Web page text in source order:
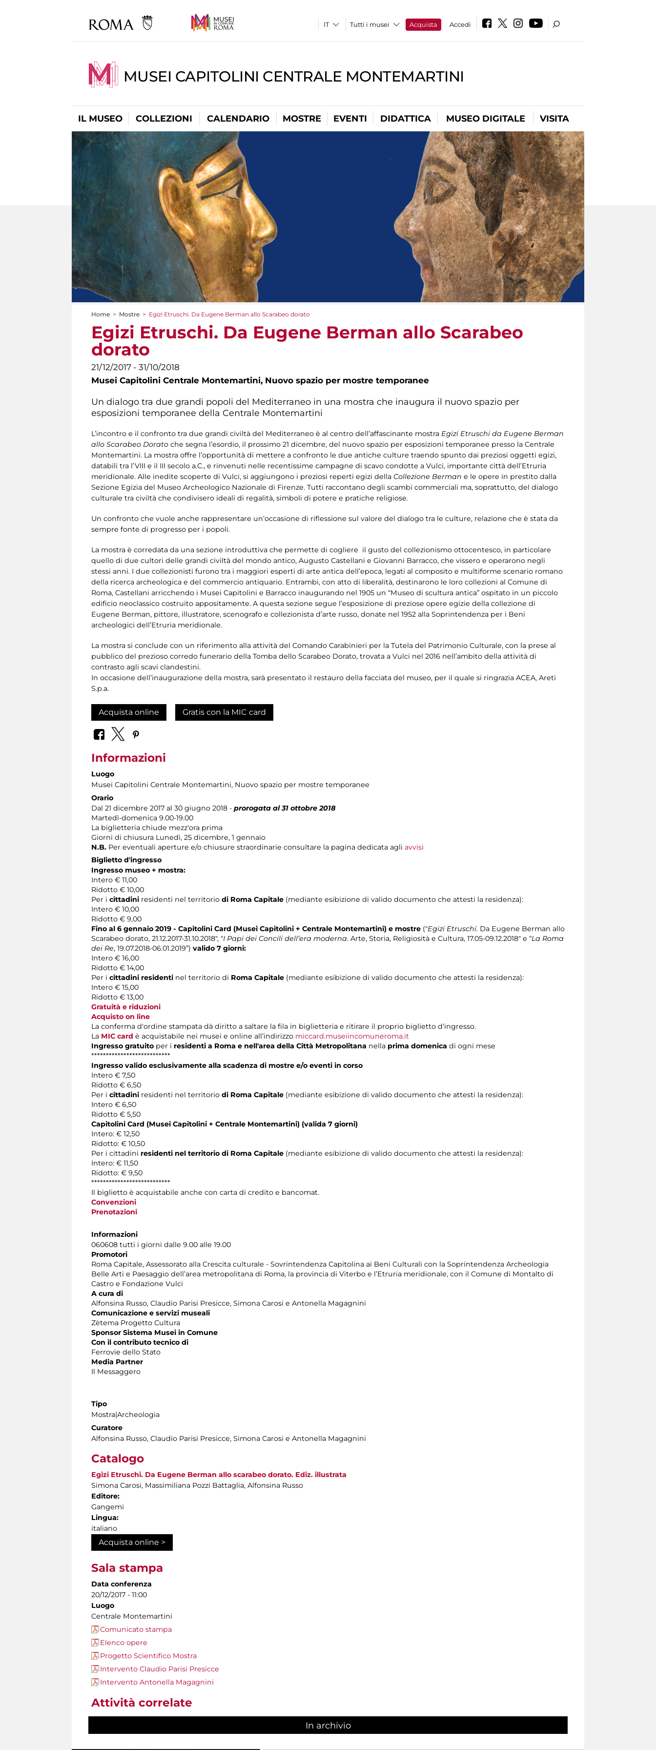
Tutti i musei Acquista Accedi
MUSEI CAPITOLINI CENTRALE MONTEMARTINI
IL MUSEO COLLEZIONI CALENDARIO MOSTRE EVENTI DIDATTICA MUSEO DIGITALE VISITA
Tu sei qui
Home > Mostre > Egizi Etruschi. Da Eugene Berman allo Scarabeo dorato
Egizi Etruschi. Da Eugene Berman allo Scarabeo
dorato
21/12/2017 - 31/10/2018
Musei Capitolini Centrale Montemartini, Nuovo spazio per mostre temporanee
Un dialogo tra due grandi popoli del Mediterraneo in una mostra che inaugura il nuovo spazio per
esposizioni temporanee della Centrale Montemartini
L’incontro e il confronto tra due grandi civiltà del Mediterraneo è al centro dell’affascinante mostra Egizi Etruschi da Eugene Berman
allo Scarabeo Dorato che segna l’esordio, il prossimo 21 dicembre, del nuovo spazio per esposizioni temporanee presso la Centrale
Montemartini. La mostra offre l’opportunità di mettere a confronto le due antiche culture traendo spunto dai preziosi oggetti egizi,
databili tra l’VIII e il III secolo a.C., e rinvenuti nelle recentissime campagne di scavo condotte a Vulci, importante città dell’Etruria
meridionale. Alle inedite scoperte di Vulci, si aggiungono i preziosi reperti egizi della Collezione Berman e le opere in prestito dalla
Sezione Egizia del Museo Archeologico Nazionale di Firenze. Tutti raccontano degli scambi commerciali ma, soprattutto, del dialogo
culturale tra civiltà che condivisero ideali di regalità, simboli di potere e pratiche religiose.
Un confronto che vuole anche rappresentare un’occasione di riflessione sul valore del dialogo tra le culture, relazione che è stata da
sempre fonte di progresso per i popoli.
La mostra è corredata da una sezione introduttiva che permette di cogliere il gusto del collezionismo ottocentesco, in particolare
quello di due cultori delle grandi civiltà del mondo antico, Augusto Castellani e Giovanni Barracco, che vissero e operarono negli
stessi anni. I due collezionisti furono tra i maggiori esperti di arte antica dell’epoca, legati al composito e multiforme scenario romano
della ricerca archeologica e del commercio antiquario. Entrambi, con atto di liberalità, destinarono le loro collezioni al Comune di
Roma, Castellani arricchendo i Musei Capitolini e Barracco inaugurando nel 1905 un “Museo di scultura antica” ospitato in un piccolo
edificio neoclassico costruito appositamente. A questa sezione segue l’esposizione di preziose opere egizie della collezione di
Eugene Berman, pittore, illustratore, scenografo e collezionista d’arte russo, donate nel 1952 alla Soprintendenza per i Beni
archeologici dell’Etruria meridionale.
La mostra si conclude con un riferimento alla attività del Comando Carabinieri per la Tutela del Patrimonio Culturale, con la prese al
pubblico del prezioso corredo funerario della Tomba dello Scarabeo Dorato, trovata a Vulci nel 2016 nell’ambito della attività di
contrasto agli scavi clandestini.
In occasione dell’inaugurazione della mostra, sarà presentato il restauro della facciata del museo, per il quale si ringrazia ACEA, Areti
S.p.a.
Acquista online Gratis con la MIC card
Informazioni
Luogo
Musei Capitolini Centrale Montemartini, Nuovo spazio per mostre temporanee
Orario
Dal 21 dicembre 2017 al 30 giugno 2018 - prorogata al 31 ottobre 2018
Martedì-domenica 9.00-19.00
La biglietteria chiude mezz'ora prima
Giorni di chiusura Lunedì, 25 dicembre, 1 gennaio
N.B. Per eventuali aperture e/o chiusure straordinarie consultare la pagina dedicata agli avvisi
Biglietto d'ingresso
Ingresso museo + mostra:
Intero € 11,00
Ridotto € 10,00
Per i cittadini residenti nel territorio di Roma Capitale (mediante esibizione di valido documento che attesti la residenza):
Intero € 10,00
Ridotto € 9,00
Fino al 6 gennaio 2019 - Capitolini Card (Musei Capitolini + Centrale Montemartini) e mostre ("Egizi Etruschi. Da Eugene Berman allo
Scarabeo dorato, 21.12.2017-31.10.2018", "I Papi dei Concili dell’era moderna. Arte, Storia, Religiosità e Cultura, 17.05-09.12.2018" e “La Roma
dei Re, 19.07.2018-06.01.2019”) valido 7 giorni:
Intero € 16,00
Ridotto € 14,00
Per i cittadini residenti nel territorio di Roma Capitale (mediante esibizione di valido documento che attesti la residenza):
Intero € 15,00
Ridotto € 13,00
Gratuità e riduzioni
Acquisto on line
La conferma d'ordine stampata dà diritto a saltare la fila in biglietteria e ritirare il proprio biglietto d'ingresso.
La MIC card è acquistabile nei musei e online all’indirizzo miccard.museiincomuneroma.it
Ingresso gratuito per i residenti a Roma e nell'area della Città Metropolitana nella prima domenica di ogni mese
***************************
Ingresso valido esclusivamente alla scadenza di mostre e/o eventi in corso
Intero € 7,50
Ridotto € 6,50
Per i cittadini residenti nel territorio di Roma Capitale (mediante esibizione di valido documento che attesti la residenza):
Intero € 6,50
Ridotto € 5,50
Capitolini Card (Musei Capitolini + Centrale Montemartini) (valida 7 giorni)
Intero: € 12,50
Ridotto: € 10,50
Per i cittadini residenti nel territorio di Roma Capitale (mediante esibizione di valido documento che attesti la residenza):
Intero: € 11,50
Ridotto: € 9,50
***************************
Il biglietto è acquistabile anche con carta di credito e bancomat.
Convenzioni
Prenotazioni
Informazioni
060608 tutti i giorni dalle 9.00 alle 19.00
Promotori
Roma Capitale, Assessorato alla Crescita culturale - Sovrintendenza Capitolina ai Beni Culturali con la Soprintendenza Archeologia
Belle Arti e Paesaggio dell’area metropolitana di Roma, la provincia di Viterbo e l’Etruria meridionale, con il Comune di Montalto di
Castro e Fondazione Vulci
A cura di
Alfonsina Russo, Claudio Parisi Presicce, Simona Carosi e Antonella Magagnini
Comunicazione e servizi museali
Zètema Progetto Cultura
Sponsor Sistema Musei in Comune
Con il contributo tecnico di
Ferrovie dello Stato
Media Partner
Il Messaggero
Tipo
Mostra|Archeologia
Curatore
Alfonsina Russo, Claudio Parisi Presicce, Simona Carosi e Antonella Magagnini
Catalogo
Egizi Etruschi. Da Eugene Berman allo scarabeo dorato. Ediz. illustrata
Simona Carosi, Massimiliana Pozzi Battaglia, Alfonsina Russo
Editore:
Gangemi
Lingua:
italiano
Acquista online >
Sala stampa
Data conferenza
20/12/2017 - 11:00
Luogo
Centrale Montemartini
Comunicato stampa
Elenco opere
Progetto Scientifico Mostra
Intervento Claudio Parisi Presicce
Intervento Antonella Magagnini
Attività correlate
In archivio